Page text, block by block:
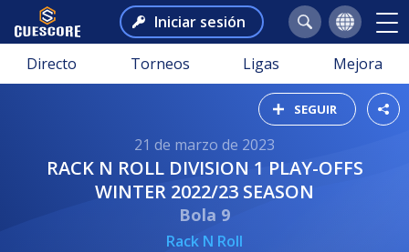
Iniciar sesión
Directo Torneos Ligas Mejora
SEGUIR
21 de marzo de 2023
RACK N ROLL DIVISION 1 PLAY-OFFS
WINTER 2022/23 SEASON
Bola 9
Rack N Roll